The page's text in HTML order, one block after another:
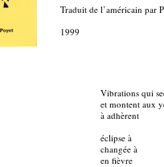
Traduit de l’américain par
1999
Vibrations qui
et montent aux
à adhèrent
éclipse à
changée à
en fièvre